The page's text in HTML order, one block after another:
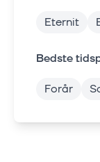
Eternit
Bedste
Forår